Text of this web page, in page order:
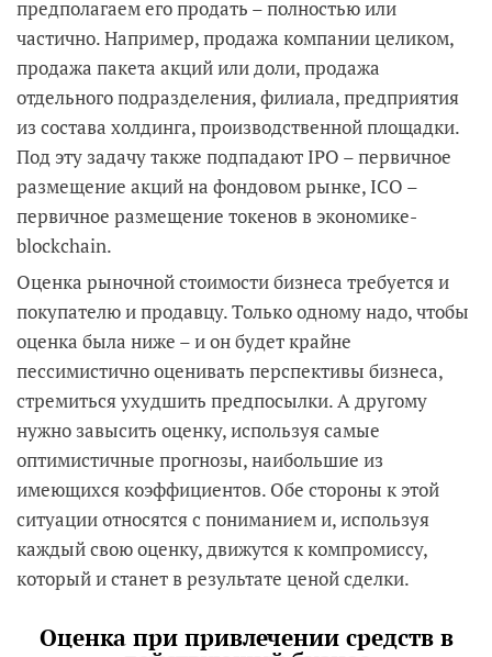
предполагаем его продать – полностью или
частично. Например, продажа компании целиком,
продажа пакета акций или доли, продажа
отдельного подразделения, филиала, предприятия
из состава холдинга, производственной площадки.
Под эту задачу также подпадают IPO – первичное
размещение акций на фондовом рынке, ICO –
первичное размещение токенов в экономике-
blockchain.
Оценка рыночной стоимости бизнеса требуется и
покупателю и продавцу. Только одному надо, чтобы
оценка была ниже – и он будет крайне
пессимистично оценивать перспективы бизнеса,
стремиться ухудшить предпосылки. А другому
нужно завысить оценку, используя самые
оптимистичные прогнозы, наибольшие из
имеющихся коэффициентов. Обе стороны к этой
ситуации относятся с пониманием и, используя
каждый свою оценку, движутся к компромиссу,
который и станет в результате ценой сделки.
Оценка при привлечении средств в